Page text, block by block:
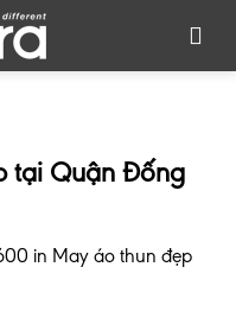
tại Quận Đống
in May áo thun đẹp